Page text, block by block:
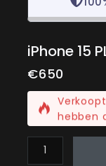
iPhone 15
€65010
hebben